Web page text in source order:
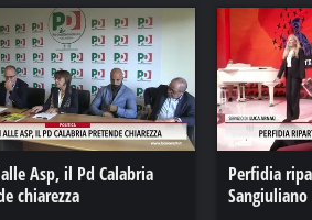
Asp, il Pd Calabria
chiarezza
Perfidia
Sangiuliano